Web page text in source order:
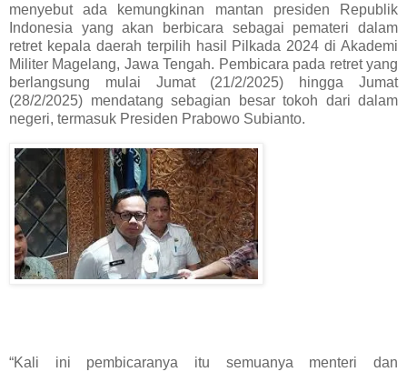
menyebut ada kemungkinan mantan presiden Republik
Indonesia yang akan berbicara sebagai pemateri dalam
retret kepala daerah terpilih hasil Pilkada 2024 di Akademi
Militer Magelang, Jawa Tengah. Pembicara pada retret yang
berlangsung mulai Jumat (21/2/2025) hingga Jumat
(28/2/2025) mendatang sebagian besar tokoh dari dalam
negeri, termasuk Presiden Prabowo Subianto.
“Kali ini pembicaranya itu semuanya menteri dan